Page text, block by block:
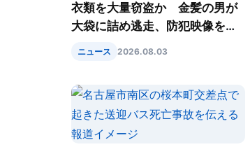
衣類を大量窃盗か 金髪の男が
大袋に詰め逃走、防犯映像を公
ニュース 2026.08.03